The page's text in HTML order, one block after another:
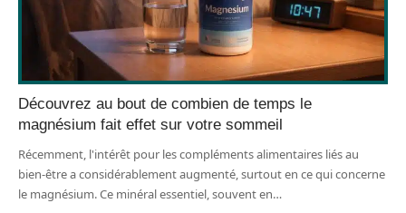
Découvrez au bout de combien de temps le
magnésium fait effet sur votre sommeil
Récemment, l'intérêt pour les compléments alimentaires liés au
bien-être a considérablement augmenté, surtout en ce qui concerne
le magnésium. Ce minéral essentiel, souvent en…